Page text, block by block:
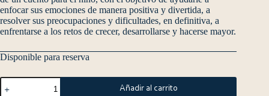
enfocar sus emociones de manera positiva y divertida, a
resolver sus preocupaciones y dificultades, en definitiva, a
enfrentarse a los retos de crecer, desarrollarse y hacerse mayor.
Disponible para reserva
Añadir al carrito